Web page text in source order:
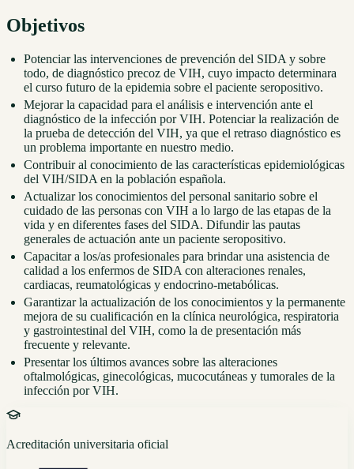
Objetivos
Potenciar las intervenciones de prevención del SIDA y sobre
todo, de diagnóstico precoz de VIH, cuyo impacto determinara
el curso futuro de la epidemia sobre el paciente seropositivo.
Mejorar la capacidad para el análisis e intervención ante el
diagnóstico de la infección por VIH. Potenciar la realización de
la prueba de detección del VIH, ya que el retraso diagnóstico es
un problema importante en nuestro medio.
Contribuir al conocimiento de las características epidemiológicas
del VIH/SIDA en la población española.
Actualizar los conocimientos del personal sanitario sobre el
cuidado de las personas con VIH a lo largo de las etapas de la
vida y en diferentes fases del SIDA. Difundir las pautas
generales de actuación ante un paciente seropositivo.
Capacitar a los/as profesionales para brindar una asistencia de
calidad a los enfermos de SIDA con alteraciones renales,
cardiacas, reumatológicas y endocrino-metabólicas.
Garantizar la actualización de los conocimientos y la permanente
mejora de su cualificación en la clínica neurológica, respiratoria
y gastrointestinal del VIH, como la de presentación más
frecuente y relevante.
Presentar los últimos avances sobre las alteraciones
oftalmológicas, ginecológicas, mucocutáneas y tumorales de la
infección por VIH.
Acreditación universitaria oficial